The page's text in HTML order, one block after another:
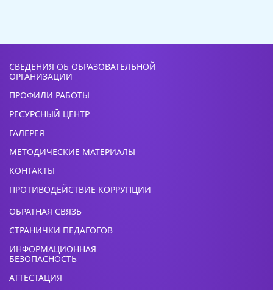
СВЕДЕНИЯ ОБ ОБРАЗОВАТЕЛЬНОЙ
ОРГАНИЗАЦИИ
ПРОФИЛИ РАБОТЫ
РЕСУРСНЫЙ ЦЕНТР
ГАЛЕРЕЯ
МЕТОДИЧЕСКИЕ МАТЕРИАЛЫ
КОНТАКТЫ
ПРОТИВОДЕЙСТВИЕ КОРРУПЦИИ
ОБРАТНАЯ СВЯЗЬ
СТРАНИЧКИ ПЕДАГОГОВ
ИНФОРМАЦИОННАЯ
БЕЗОПАСНОСТЬ
АТТЕСТАЦИЯ